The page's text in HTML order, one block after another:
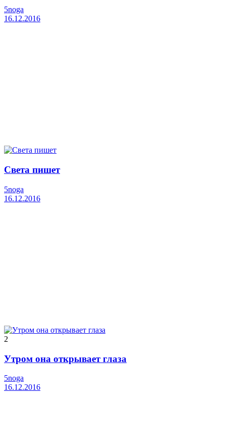
5noga
16.12.2016
Света пишет
5noga
16.12.2016
2
Утром она открывает глаза
5noga
16.12.2016